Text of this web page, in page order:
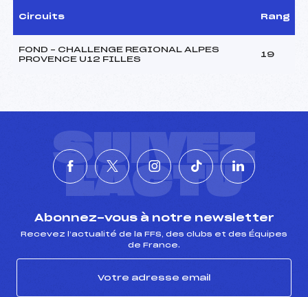
Circuits Rang
FOND – CHALLENGE REGIONAL ALPES
PROVENCE U12 FILLES
19
SUIVEZ
L'ACTU
Abonnez-vous à notre newsletter
Recevez l’actualité de la FFS, des clubs et des Équipes
de France.